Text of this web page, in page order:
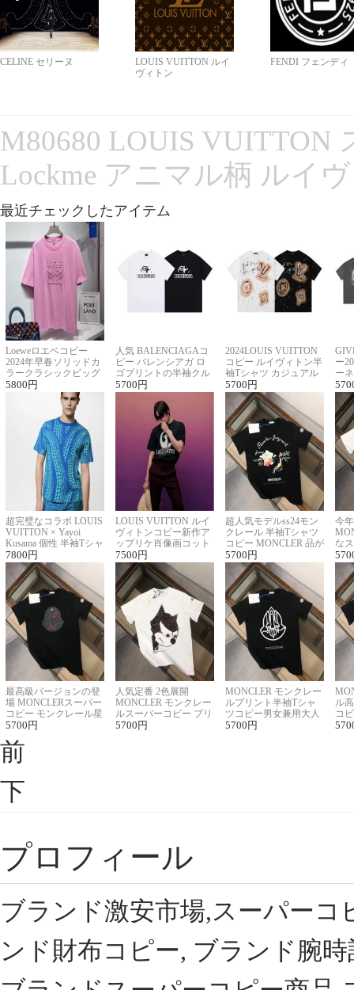
CELINE セリーヌ
LOUIS VUITTON ルイ
ヴィトン
FENDI フェンディ
M80680 LOUIS VUITTON
Lockme アニマル柄 ルイ
最近チェックしたアイテム
Loeweロエベコピー
2024年早春ソリッドカ
ラークラシックビッグ
ロゴ刺繍Tシャツ
5800 円
人気 BALENCIAGAコ
ピー バレンシアガ ロ
ゴプリントの半袖クル
ーネックTシャツ
5700 円
2024LOUIS VUITTON
コピー ルイヴィトン半
袖Tシャツ カジュアル
に馴染む 2色展開
5700 円
ー
ー
ー
超完璧なコラボ LOUIS
VUITTON × Yayoi
Kusama 個性 半袖Tシャ
ツコピー男女兼用
7800 円
LOUIS VUITTON ルイ
ヴィトンコピー新作ア
ップリケ肖像画コット
ンニット半袖Tシャツ
7500 円
超人気モデルss24モン
クレール 半袖Tシャツ
コピー MONCLER 品が
良く見た目
5700 円
今
な
ル
最高級バージョンの登
場 MONCLERスーパー
コピー モンクレール星
座半袖Tシャツ
5700 円
人気定番 2色展開
MONCLER モンクレー
ルスーパーコピー プリ
ント半袖Tシャツ
5700 円
MONCLER モンクレー
ルプリント半袖Tシャ
ツコピー男女兼用大人
可愛い春夏コーデ
5700 円
ル
コ
ィ
前
下
プロフィール
ブランド激安市場,スーパー
ンド財布コピー, ブランド腕